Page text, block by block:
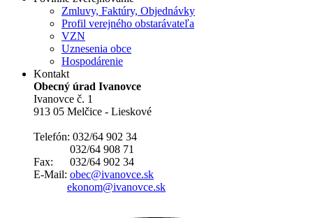
Zmluvy, Faktúry, Objednávky
Profil verejného obstarávateľa
VZN
Uznesenia obce
Hospodárenie
Kontakt
Obecný úrad Ivanovce
Ivanovce č. 1
913 05 Melčice - Lieskové
Telefón: 032/64 902 34
032/64 908 71
Fax: 032/64 902 34
E-Mail: obec@ivanovce.sk
ekonom@ivanovce.sk